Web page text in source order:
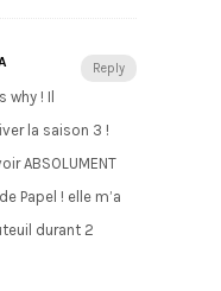
Reply
why ! Il
la saison 3 !
ABSOLUMENT
Papel ! elle m’a
durant 2